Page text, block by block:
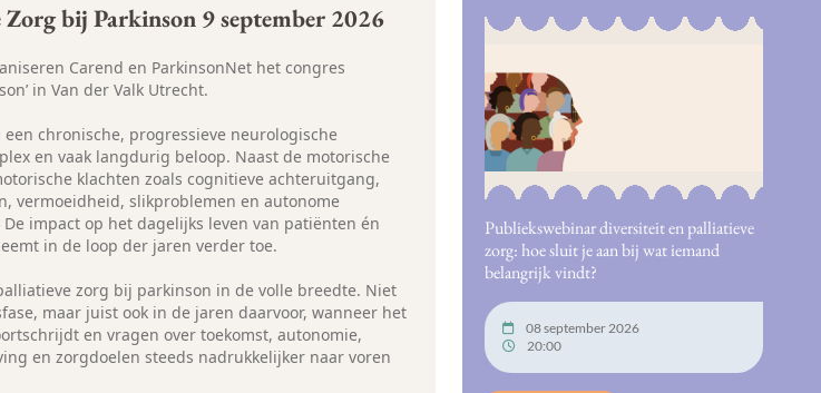
Zorg bij Parkinson 9 september 2026
Carend en ParkinsonNet het congres
in Van der Valk Utrecht.
een chronische, progressieve neurologische
en vaak langdurig beloop. Naast de motorische
klachten zoals cognitieve achteruitgang,
vermoeidheid, slikproblemen en autonome
impact op het dagelijks leven van patiënten én
in de loop der jaren verder toe.
zorg bij parkinson in de volle breedte. Niet
maar juist ook in de jaren daarvoor, wanneer het
en vragen over toekomst, autonomie,
en zorgdoelen steeds nadrukkelijker naar voren
Publiekswebinar diversiteit en palliatieve
zorg: hoe sluit je aan bij wat iemand
belangrijk vindt?
08 september 2026
20:00